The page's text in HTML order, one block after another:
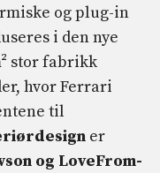
og plug-in
i den nye
stor fabrikk
hvor Ferrari
til
er
og LoveFrom-